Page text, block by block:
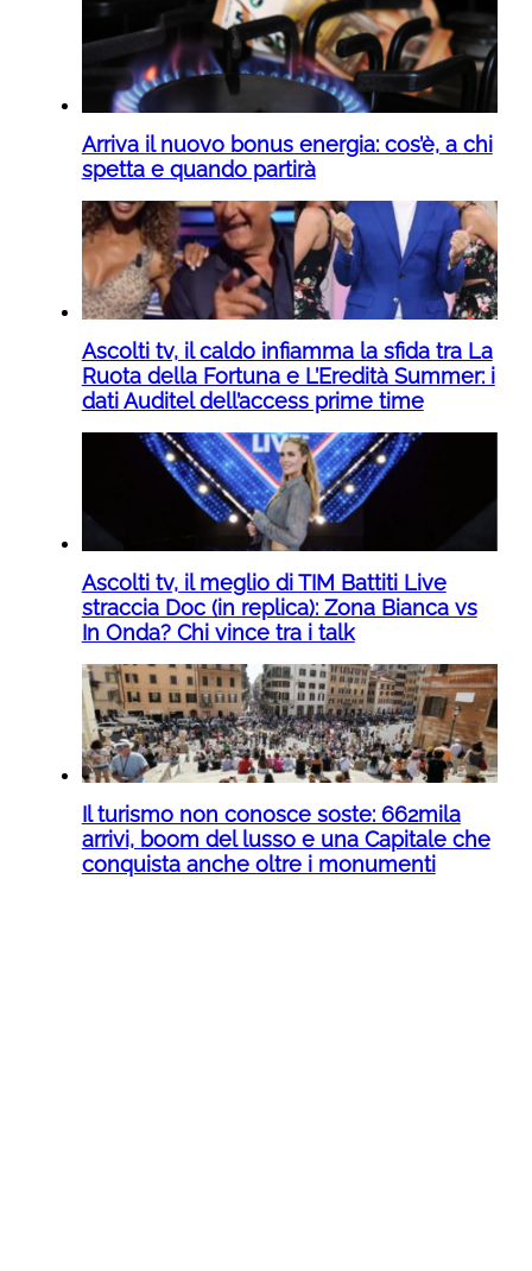
Arriva il nuovo bonus energia: cos’è, a chi
spetta e quando partirà
Ascolti tv, il caldo infiamma la sfida tra La
Ruota della Fortuna e L’Eredità Summer: i
dati Auditel dell’access prime time
Ascolti tv, il meglio di TIM Battiti Live
straccia Doc (in replica): Zona Bianca vs
In Onda? Chi vince tra i talk
Il turismo non conosce soste: 662mila
arrivi, boom del lusso e una Capitale che
conquista anche oltre i monumenti